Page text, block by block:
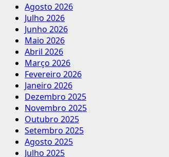
trabalho
Agosto 2026
Julho 2026
Junho 2026
Maio 2026
Abril 2026
Março 2026
Fevereiro 2026
Janeiro 2026
Dezembro 2025
Novembro 2025
Outubro 2025
Setembro 2025
Agosto 2025
Julho 2025